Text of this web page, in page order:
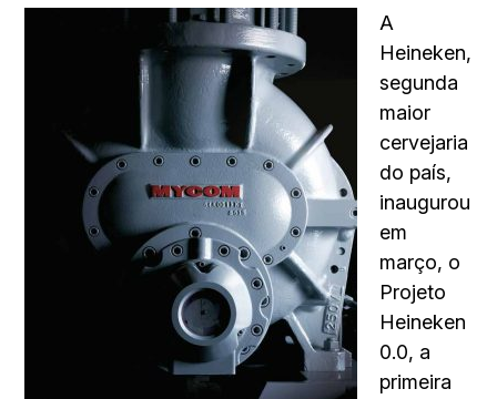
A
Heineken,
segunda
maior
cervejaria
do país,
inaugurou
em
março, o
Projeto
Heineken
0.0, a
primeira